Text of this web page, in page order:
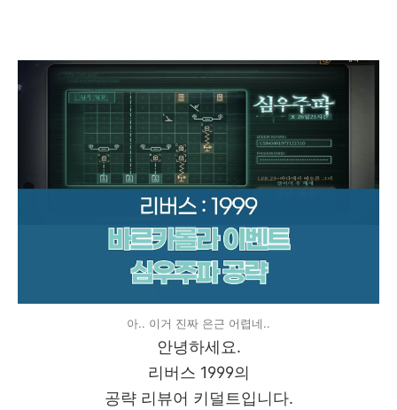
아.. 이거 진짜 은근 어렵네..
안녕하세요.
리버스 1999의
공략 리뷰어 키덜트입니다.